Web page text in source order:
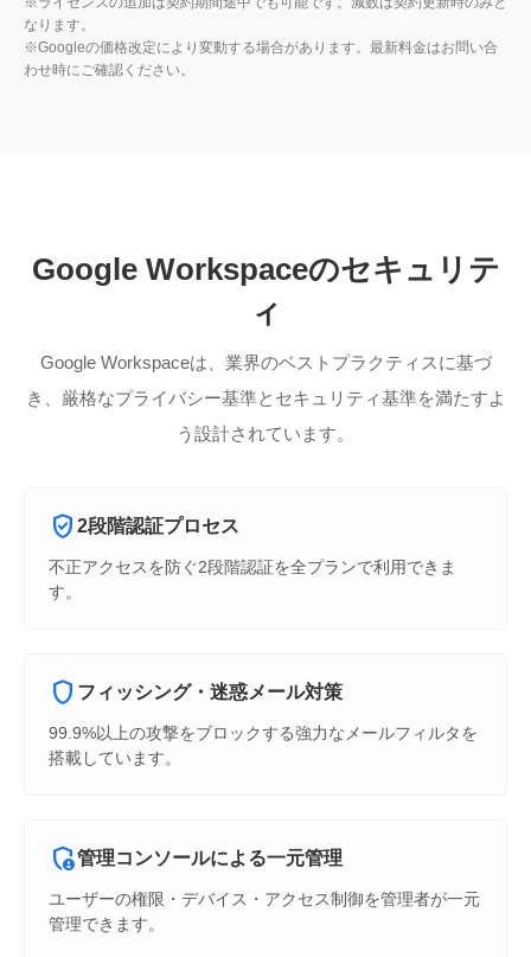
なります。
※Googleの価格改定により変動する場合があります。最新料金はお問い合
わせ時にご確認ください。
Google Workspaceのセキュリテ
ィ
Google Workspaceは、業界のベストプラクティスに基づ
き、厳格なプライバシー基準とセキュリティ基準を満たすよ
う設計されています。
verified_user 2段階認証プロセス
不正アクセスを防ぐ2段階認証を全プランで利用できま
す。
shield フィッシング・迷惑メール対策
99.9%以上の攻撃をブロックする強力なメールフィルタを
搭載しています。
admin_panel_settings管理コンソールによる一元管理
ユーザーの権限・デバイス・アクセス制御を管理者が一元
管理できます。